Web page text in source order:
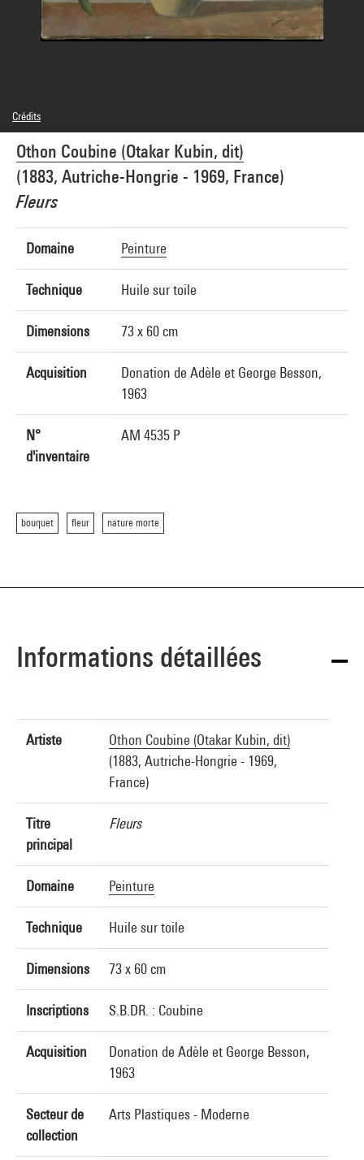
Othon Coubine (Otakar Kubin, dit)
(1883, Autriche-Hongrie - 1969, France)
Fleurs
Domaine Peinture
Technique Huile sur toile
Dimensions 73 x 60 cm
Acquisition
Donation de Adèle et George Besson,
1963
N°
d'inventaire
AM 4535 P
bouquet fleur nature morte
Crédits
© Adagp, Paris
Crédit photographique : Pierre Guenat
Réf. image : 5A05229
Informations détaillées
Artiste
Othon Coubine (Otakar Kubin, dit)
(1883, Autriche-Hongrie - 1969,
France)
Titre
principal
Fleurs
Domaine Peinture
Technique Huile sur toile
Dimensions 73 x 60 cm
Inscriptions S.B.DR. : Coubine
Acquisition
Donation de Adèle et George Besson,
1963
Secteur de
collection
Arts Plastiques - Moderne